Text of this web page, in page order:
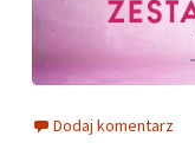
Dodaj komentarz